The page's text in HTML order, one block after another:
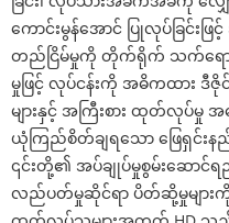
ကောင်းမွန်အောင် ပြုလုပ်ခြင်း
တည်ငြိမ်မှုကို တိုက်ရိုက် သက်ရော
မှုဖြင့် လုပ်ငန်းကို အဓိကထား ဒီဇိုင်
များနှင့် အကြီးစား ထုတ်လုပ်မှု
ယုံကြည်စိတ်ချရသော ဖြေရှင်းန
၎င်းတို့၏ အပ်ချုပ်မှုစွမ်းဆောင်
လည်ပတ်မှုဆိုင်ရာ ပိတ်ဆို့မှုများကို